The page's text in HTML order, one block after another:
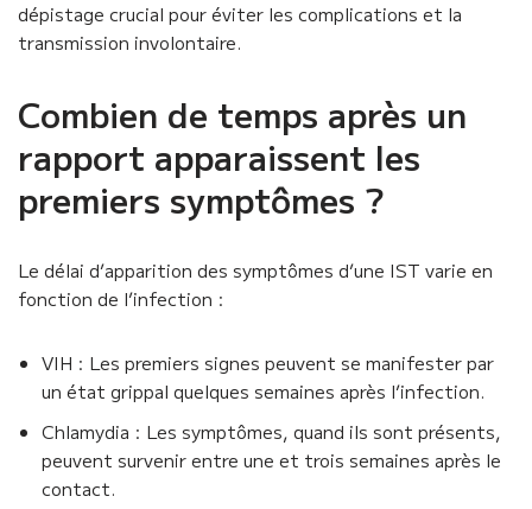
dépistage crucial pour éviter les complications et la
transmission involontaire.
Combien de temps après un
rapport apparaissent les
premiers symptômes ?
Le délai d’apparition des symptômes d’une IST varie en
fonction de l’infection :
VIH : Les premiers signes peuvent se manifester par
un état grippal quelques semaines après l’infection.
Chlamydia : Les symptômes, quand ils sont présents,
peuvent survenir entre une et trois semaines après le
contact.